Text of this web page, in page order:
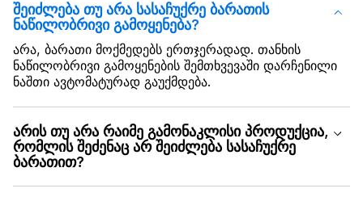
შეიძლება თუ არა სასაჩუქრე ბარათის
ნაწილობრივი გამოყენება?
არა, ბარათი მოქმედებს ერთჯერადად. თანხის
ნაწილობრივი გამოყენების შემთხვევაში დარჩენილი
ნაშთი ავტომატურად გაუქმდება.
არის თუ არა რაიმე გამონაკლისი პროდუქცია,
რომლის შეძენაც არ შეიძლება სასაჩუქრე
ბარათით?